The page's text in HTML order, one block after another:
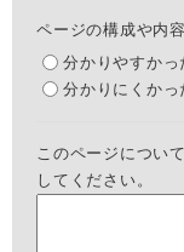
ページの構成や内
分かりやすかっ
分かりにくかっ
このページについ
してください。